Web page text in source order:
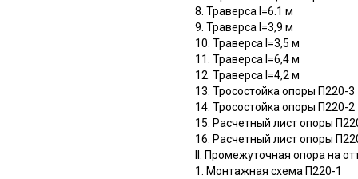
8. Траверса l=6.1 м
9. Траверса l=3,9 м
10. Траверса l=3,5 м
11. Траверса l=6,4 м
12. Траверса l=4,2 м
13. Тросостойка опоры П220-3
14. Тросостойка опоры П220-2
15. Расчетный лист опоры
16. Расчетный лист опоры
II. Промежуточная опора на
1. Монтажная схема П220-1